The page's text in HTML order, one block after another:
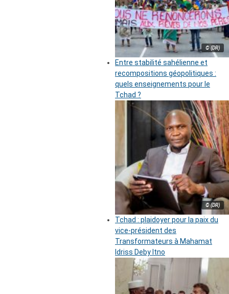
© (DR)
Entre stabilité sahélienne et
recompositions géopolitiques :
quels enseignements pour le
Tchad ?
© (DR)
Tchad : plaidoyer pour la paix du
vice-président des
Transformateurs à Mahamat
Idriss Deby Itno